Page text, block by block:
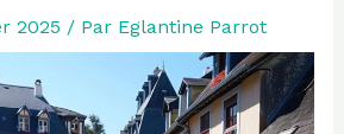
2025 / Par Eglantine Parrot